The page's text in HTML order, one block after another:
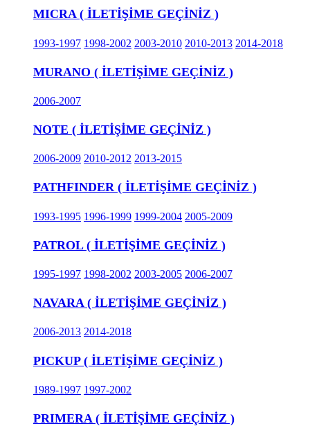
MICRA ( İLETİŞİME GEÇİNİZ )
1993-1997 1998-2002 2003-2010 2010-2013 2014-2018
MURANO ( İLETİŞİME GEÇİNİZ )
2006-2007
NOTE ( İLETİŞİME GEÇİNİZ )
2006-2009 2010-2012 2013-2015
PATHFINDER ( İLETİŞİME GEÇİNİZ )
1993-1995 1996-1999 1999-2004 2005-2009
PATROL ( İLETİŞİME GEÇİNİZ )
1995-1997 1998-2002 2003-2005 2006-2007
NAVARA ( İLETİŞİME GEÇİNİZ )
2006-2013 2014-2018
PICKUP ( İLETİŞİME GEÇİNİZ )
1989-1997 1997-2002
PRIMERA ( İLETİŞİME GEÇİNİZ )